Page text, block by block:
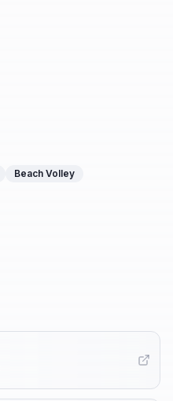
Beach Volley